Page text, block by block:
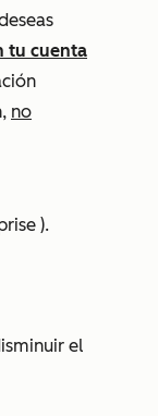
tu cuenta
no
).
el